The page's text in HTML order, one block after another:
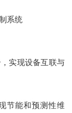
系统
实现设备互联与
节能和预测性维